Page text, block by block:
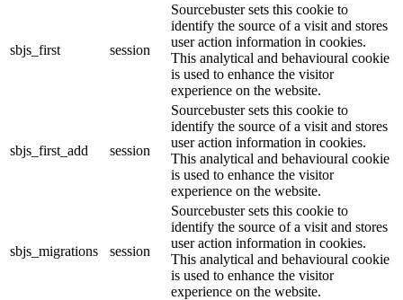
sbjs_first session
Sourcebuster sets this cookie to
identify the source of a visit and stores
user action information in cookies.
This analytical and behavioural cookie
is used to enhance the visitor
experience on the website.
sbjs_first_add session
Sourcebuster sets this cookie to
identify the source of a visit and stores
user action information in cookies.
This analytical and behavioural cookie
is used to enhance the visitor
experience on the website.
sbjs_migrations session
Sourcebuster sets this cookie to
identify the source of a visit and stores
user action information in cookies.
This analytical and behavioural cookie
is used to enhance the visitor
experience on the website.